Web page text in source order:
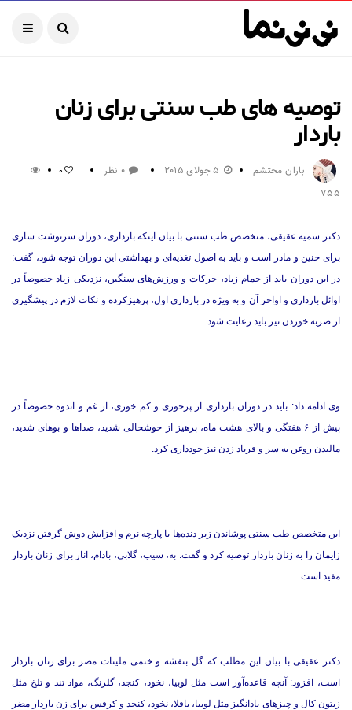
توصیه های طب سنتی برای زنان
باردار
باران محتشم 5 جولای 2015 0 نظر 0
755
دکتر سمیه عقیقی، متخصص طب سنتی با بیان اینکه بارداری، دوران سرنوشت سازی
برای جنین و مادر است و باید به اصول تغذیه‌ای و بهداشتی این دوران توجه شود، گفت:
در این دوران باید از حمام زیاد، حرکات و ورزش‌های سنگین، نزدیکی زیاد خصوصاً در
اوائل بارداری و اواخر آن و به ویژه در بارداری اول، پرهیزکرده و نکات لازم در پیشگیری
از ضربه خوردن نیز باید رعایت شود.
وی ادامه داد: باید در دوران بارداری از پرخوری و کم خوری، از غم و اندوه خصوصاً در
پیش از ۶ هفتگی و بالای هشت ماه، پرهیز از خوشحالی شدید، صداها و بوهای شدید،
مالیدن روغن به سر و فریاد زدن نیز خودداری کرد.
این متخصص طب سنتی پوشاندن زیر دنده‌ها با پارچه نرم و افزایش دوش گرفتن نزدیک
زایمان را به زنان باردار توصیه کرد و گفت: به، سیب، گلابی، بادام، انار برای زنان باردار
مفید است.
دکتر عقیقی با بیان این مطلب که گل بنفشه و ختمی ملینات مضر برای زنان باردار
است، افزود: آنچه قاعده‌آور است مثل لوبیا، نخود، کنجد، گلرنگ، مواد تند و تلخ مثل
زیتون کال و چیزهای بادانگیز مثل لوبیا، باقلا، نخود، کنجد و کرفس برای زن باردار مضر